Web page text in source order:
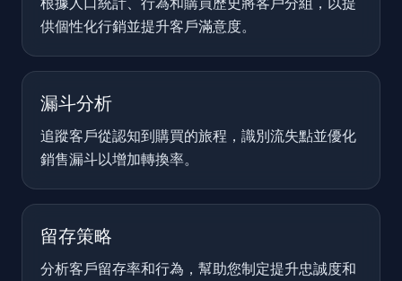
供個性化行銷並提升客戶滿意度。
漏斗分析
追蹤客戶從認知到購買的旅程，識別流失點並優化
銷售漏斗以增加轉換率。
留存策略
分析客戶留存率和行為，幫助您制定提升忠誠度和